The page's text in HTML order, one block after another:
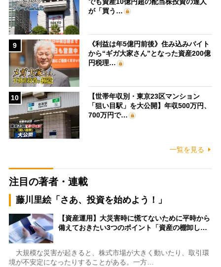
が「買う…
9
《利益は年5億円前後》住み込みバイト
から“ギガ大家さん”となった資産200億
円税理…
10
【世帯年収別・東京23区マンション
「狙い目駅」を大公開】年収500万円、
700万円で…
一覧を見る
注目の著者・連載
藤川里絵「さあ、投資を始めよう！」
【資産運用】大災害時に慌てないために平時から
備えておきたい3つのポイント「資産の棚卸し…
大規模な災害が起きると、株式市場が大きく動いたり、取引環
境が不安定になったりすることがある。一方…